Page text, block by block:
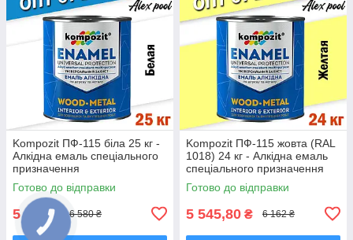
Kompozit ПФ-115 біла 25 кг -
Алкідна емаль спеціального
призначення
Готово до відправки
5 922 ₴ 6 580 ₴
Kompozit ПФ-115 жовта (RAL
1018) 24 кг - Алкідна емаль
спеціального призначення
Готово до відправки
5 545,80 ₴ 6 162 ₴